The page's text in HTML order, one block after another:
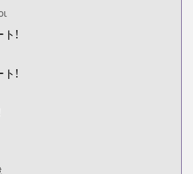
manga/1388
series/16766/list
skip-beat
ト!
ト!